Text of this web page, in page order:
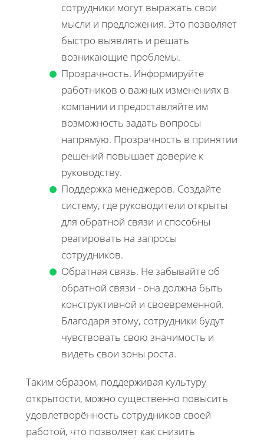
сотрудники могут выражать свои
мысли и предложения. Это позволяет
быстро выявлять и решать
возникающие проблемы.
Прозрачность. Информируйте
работников о важных изменениях в
компании и предоставляйте им
возможность задать вопросы
напрямую. Прозрачность в принятии
решений повышает доверие к
руководству.
Поддержка менеджеров. Создайте
систему, где руководители открыты
для обратной связи и способны
реагировать на запросы
сотрудников.
Обратная связь. Не забывайте об
обратной связи - она должна быть
конструктивной и своевременной.
Благодаря этому, сотрудники будут
чувствовать свою значимость и
видеть свои зоны роста.
Таким образом, поддерживая культуру
открытости, можно существенно повысить
удовлетворённость сотрудников своей
работой, что позволяет как снизить